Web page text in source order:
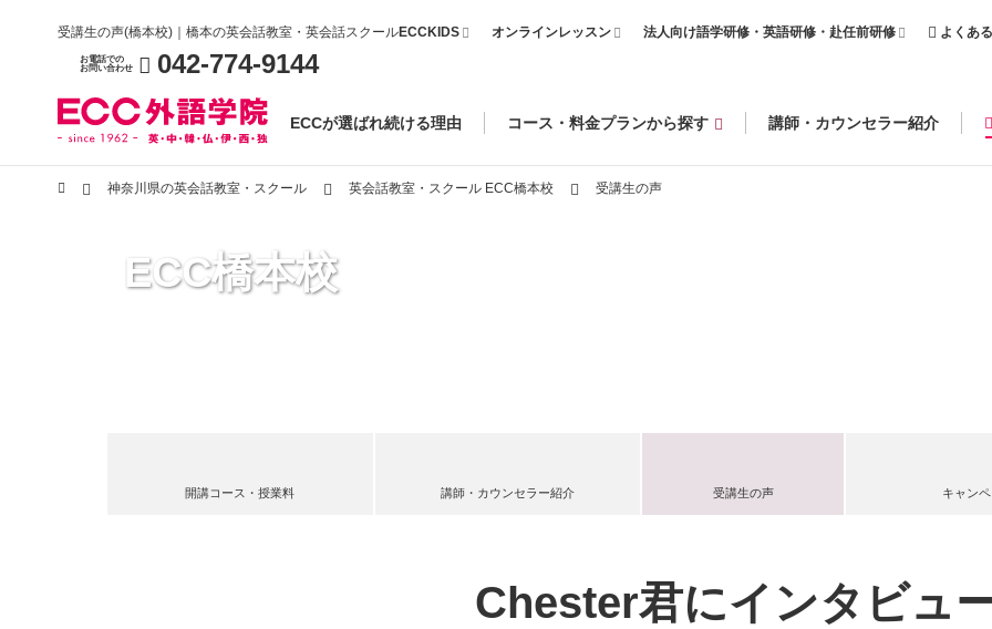
受講生の声(橋本校)｜橋本の英会話教室・英会話スクールECCKIDS オンラインレッスン 法人向け語学研修・英語研修・赴任前研修 よくあ
お電話での
お問い合わせ
042-774-9144
ECCが選ばれ続ける理由 コース・料金プランから探す 講師・カウンセラー紹介
神奈川県の英会話教室・スクール 英会話教室・スクール ECC橋本校 受講生の声
ECC橋本校
開講コース・授業料 講師・カウンセラー紹介 受講生の声 キャン
Chester君にインタビュ